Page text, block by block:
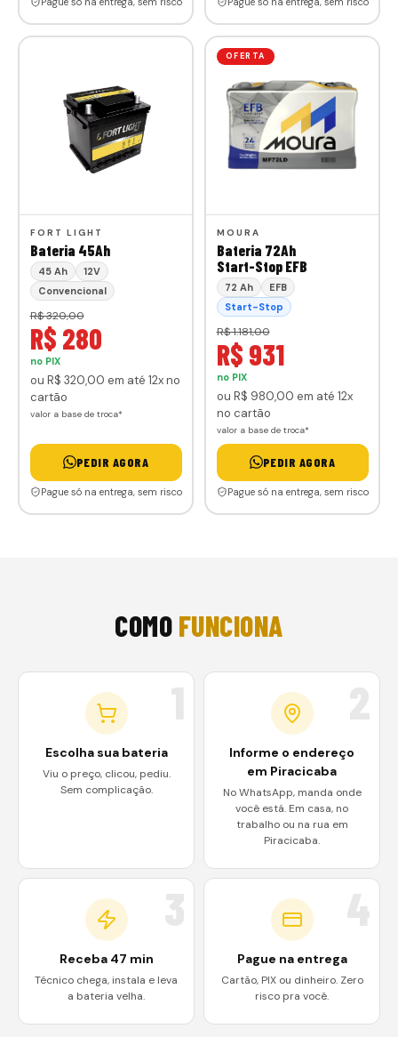
FORT LIGHT
Bateria 45Ah
45 Ah
12V
Convencional
R$ 320,00
R$ 280
no PIX
ou R$ 320,00 em até 12x no
cartão
valor a base de troca*
PEDIR AGORA
Pague só na entrega, sem risco
OFERTA
MOURA
Bateria 72Ah
Start-Stop EFB
72 Ah
EFB
Start-Stop
R$ 1.181,00
R$ 931
no PIX
ou R$ 980,00 em até 12x
no cartão
valor a base de troca*
PEDIR AGORA
Pague só na entrega, sem risco
COMO FUNCIONA
Escolha sua bateria
Viu o preço, clicou, pediu.
Sem complicação.
Informe o endereço
em Piracicaba
No WhatsApp, manda onde
você está. Em casa, no
trabalho ou na rua em
Piracicaba.
Receba 47 min
Técnico chega, instala e leva
a bateria velha.
Pague na entrega
Cartão, PIX ou dinheiro. Zero
risco pra você.